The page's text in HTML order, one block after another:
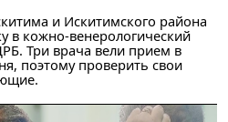
и Искитимского района
в кожно-венерологический
Три врача вели прием в
поэтому проверить свои